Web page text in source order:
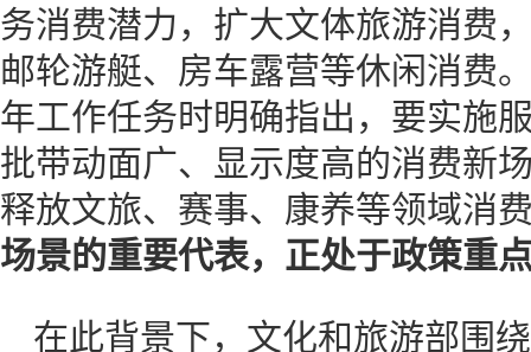
务消费潜力，扩大文体旅游消费
邮轮游艇、房车露营等休闲消费
年工作任务时明确指出，要实施
批带动面广、显示度高的消费新
释放文旅、赛事、康养等领域消
场景的重要代表，正处于政策重
在此背景下，文化和旅游部围